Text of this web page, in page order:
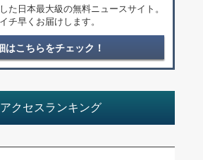
た日本最大級の無料ニュースサイト。
チ早くお届けします。
はこちらをチェック！
アクセスランキング